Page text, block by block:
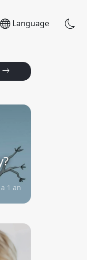
Language
1 an